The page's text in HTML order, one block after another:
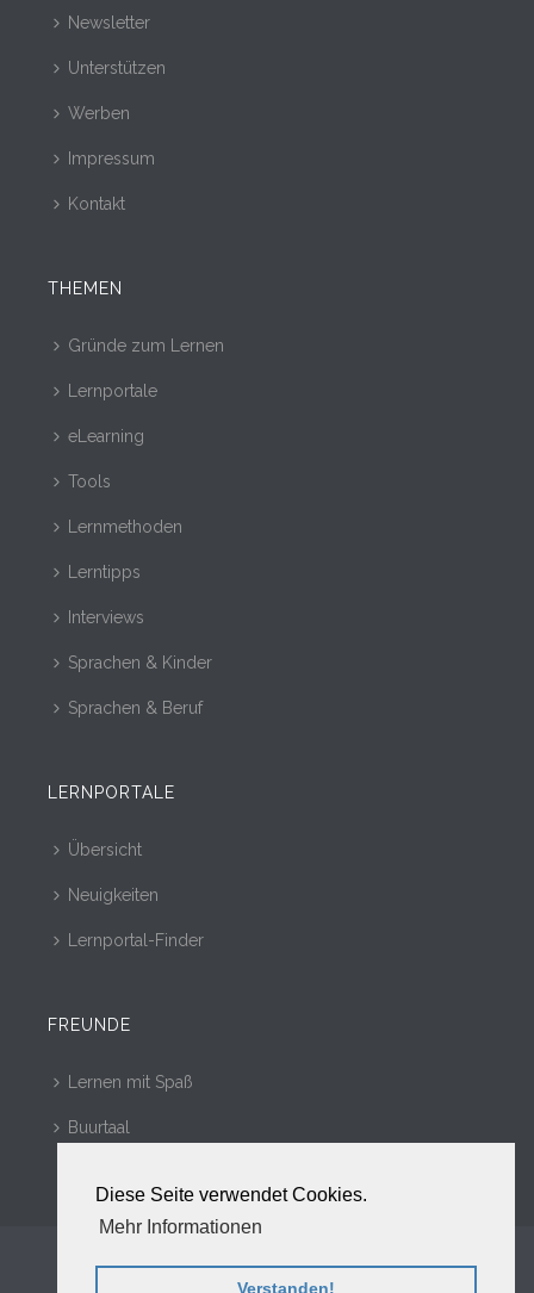
Diese Seite verwendet Cookies.
Mehr Informationen
Verstanden!
Newsletter
Unterstützen
Werben
Impressum
Kontakt
THEMEN
Gründe zum Lernen
Lernportale
eLearning
Tools
Lernmethoden
Lerntipps
Interviews
Sprachen & Kinder
Sprachen & Beruf
LERNPORTALE
Übersicht
Neuigkeiten
Lernportal-Finder
FREUNDE
Lernen mit Spaß
Buurtaal
Werben